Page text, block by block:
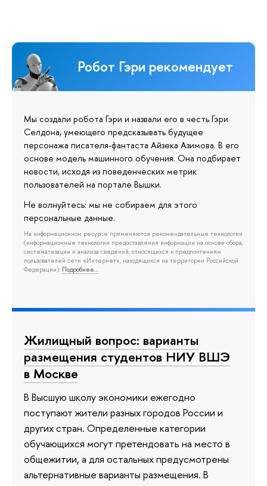
Робот Гэри рекомендует
Мы создали робота Гэри и назвали его в честь Гэри
Селдона, умеющего предсказывать будущее
персонажа писателя-фантаста Айзека Азимова. В его
основе модель машинного обучения. Она подбирает
новости, исходя из поведенческих метрик
пользователей на портале Вышки.
Не волнуйтесь: мы не собираем для этого
персональные данные.
На информационном ресурсе применяются рекомендательные технологии
(информационные технологии предоставления информации на основе сбора,
систематизации и анализа сведений, относящихся к предпочтениям
пользователей сети «Интернет», находящихся на территории Российской
Федерации). Подробнее…
Жилищный вопрос: варианты
размещения студентов НИУ ВШЭ
в Москве
В Высшую школу экономики ежегодно
поступают жители разных городов России и
других стран. Определенные категории
обучающихся могут претендовать на место в
общежитии, а для остальных предусмотрены
альтернативные варианты размещения. В